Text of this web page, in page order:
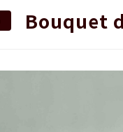
Bouquet